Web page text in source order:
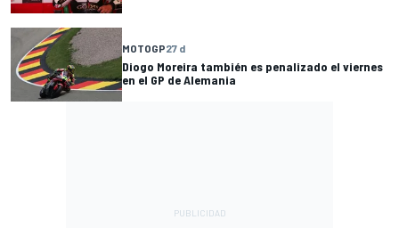
MOTOGP27 d
Diogo Moreira también es penalizado el viernes
en el GP de Alemania